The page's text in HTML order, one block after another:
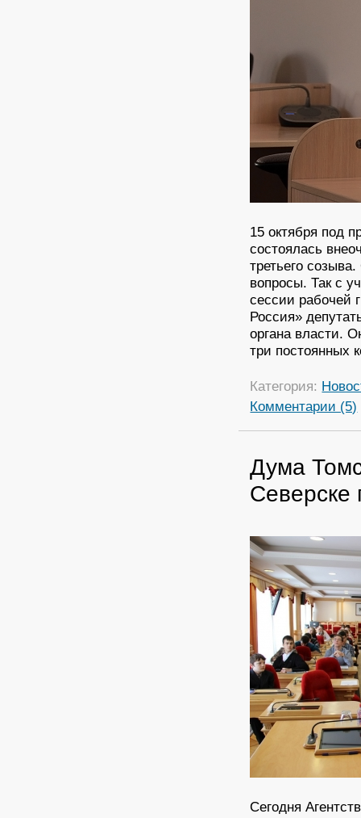
15 октября под
состоялась
третьего
вопросы. Так с
сессии рабочей
Россия»
органа власти.
три постоянных
Категория:
Комментарии (5)
Дума
Северске
Сегодня